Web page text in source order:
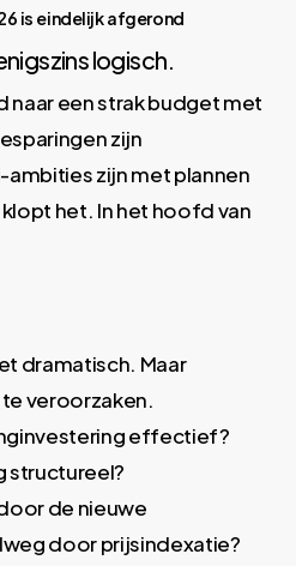
is eindelijk afgerond
logisch.
naar een strak budget met
zijn
zijn met plannen
het. In het hoofd van
dramatisch. Maar
veroorzaken.
effectief?
structureel?
de nieuwe
door prijsindexatie?